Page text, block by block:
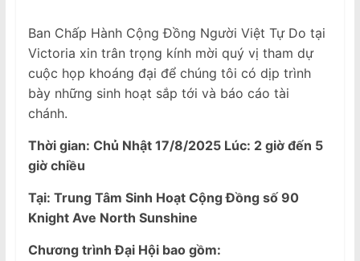
Ban Chấp Hành Cộng Đồng Người Việt Tự Do tại
Victoria xin trân trọng kính mời quý vị tham dự
cuộc họp khoáng đại để chúng tôi có dịp trình
bày những sinh hoạt sắp tới và báo cáo tài
chánh.
Thời gian: Chủ Nhật 17/8/2025 Lúc: 2 giờ đến 5
giờ chiều
Tại: Trung Tâm Sinh Hoạt Cộng Đồng số 90
Knight Ave North Sunshine
Chương trình Đại Hội bao gồm: